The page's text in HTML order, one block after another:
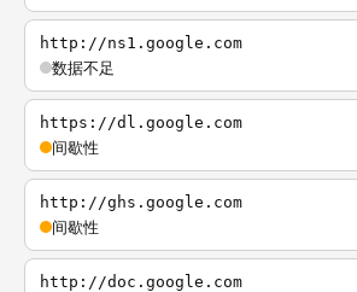
http://ns1.google.com
数据不足
https://dl.google.com
间歇性
http://ghs.google.com
间歇性
http://doc.google.com